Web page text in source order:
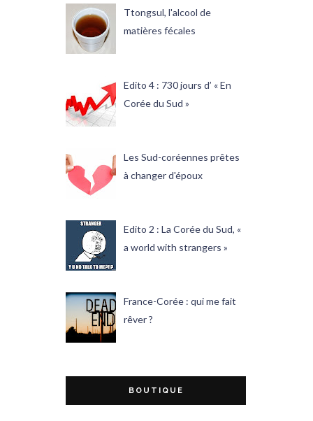
Ttongsul, l'alcool de
matières fécales
Edito 4 : 730 jours d’ « En
Corée du Sud »
Les Sud-coréennes prêtes
à changer d'époux
Edito 2 : La Corée du Sud, «
a world with strangers »
France-Corée : qui me fait
rêver ?
BOUTIQUE